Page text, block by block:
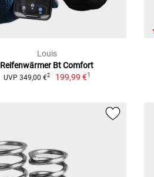
Louis
Reifenwärmer Bt Comfort
UVP 349,00 €2 199,99 €1